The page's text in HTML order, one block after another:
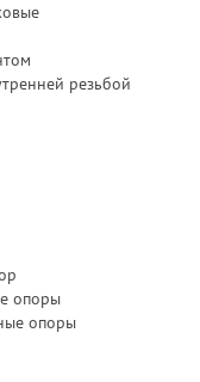
резьбой
опоры
опоры